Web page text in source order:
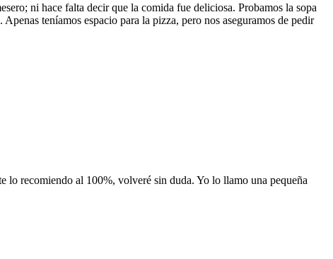
ni hace falta decir que la comida fue deliciosa. Probamos la sopa
teníamos espacio para la pizza, pero nos aseguramos de pedir
lo recomiendo al 100%, volveré sin duda. Yo lo llamo una pequeña